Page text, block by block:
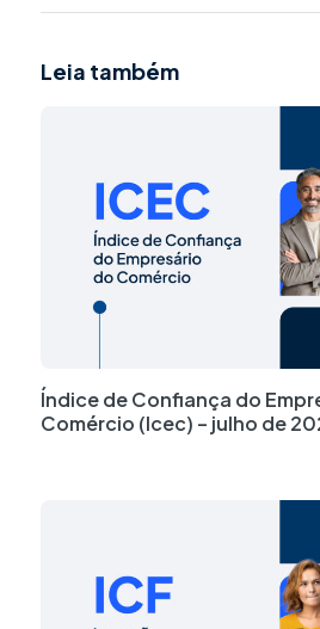
Leia também
Índice de Confiança do
Comércio (Icec) – julho de